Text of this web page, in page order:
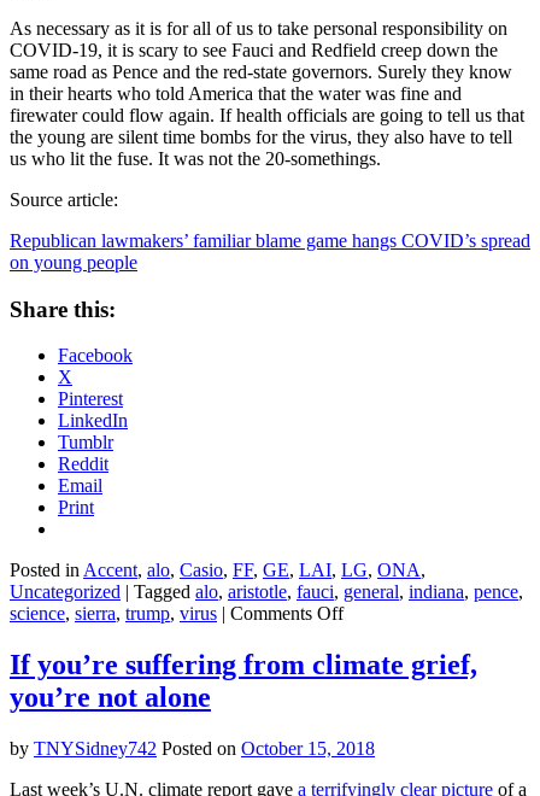
As necessary as it is for all of us to take personal responsibility on
COVID-19, it is scary to see Fauci and Redfield creep down the
same road as Pence and the red-state governors. Surely they know
in their hearts who told America that the water was fine and
firewater could flow again. If health officials are going to tell us that
the young are silent time bombs for the virus, they also have to tell
us who lit the fuse. It was not the 20-somethings.
Source article:
Republican lawmakers’ familiar blame game hangs COVID’s spread
on young people
Share this:
Facebook
X
Pinterest
LinkedIn
Tumblr
Reddit
Email
Print
Posted inAccent, alo, Casio, FF, GE, LAI, LG, ONA,
Uncategorized
Tagged alo, aristotle, fauci, general, indiana, pence,
science, sierra, trump, virus Comments Offon
lawmakers’
familiar
hangs
spread
If you’re suffering from climate grief,
you’re not alone
by TNYSidney742 Posted on October 15, 2018
Last week’s U.N. climate report gave a terrifyingly clear picture of a